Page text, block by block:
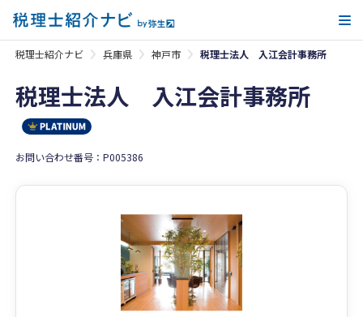
税理士紹介ナビ 兵庫県 神戸市 税理士法人 入江会計事務所
税理士法人 入江会計事務所
お問い合わせ番号：P005386